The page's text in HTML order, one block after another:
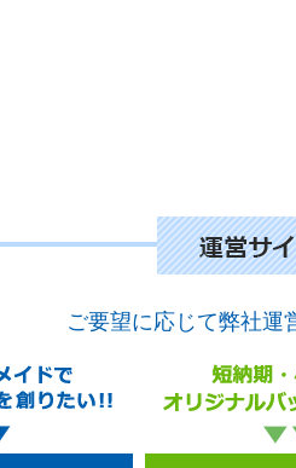
ご要望に応じて弊社運